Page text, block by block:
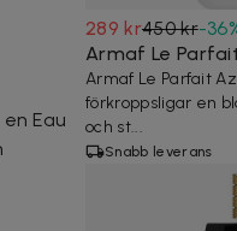
Eau
289 kr450 kr-36
Armaf Le
Armaf Le Parfait
förkroppsligar en
och st...
Snabb leverans